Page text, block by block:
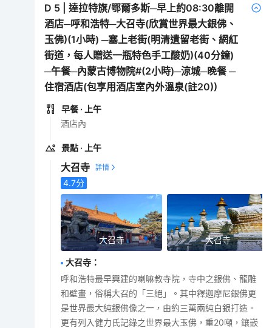
D 5 |達拉特旗/鄂爾多斯─早上約08:30離開
酒店─呼和浩特─大召寺(欣賞世界最大銀佛、
玉佛)(1小時) ─塞上老街(明清遺留老街、網紅
街道，每人贈送一瓶特色手工酸奶)(40分鐘)
─午餐─內蒙古博物院#(2小時)─涼城─晚餐 ─
住宿酒店(包享用酒店室內外溫泉(註20))
早餐 · 上午
酒店內
景點 · 上午
大召寺
4.7分
大召寺 大召寺
大召寺 ：
呼和浩特最早興建的喇嘛教寺院，寺中之銀佛、龍雕
和壁畫，俗稱大召的「三絕」。其中釋迦摩尼銀佛更
是世界最大純銀佛像之一，由約三萬兩純白銀打造。
更有列入健力氏記錄之世界最大玉佛，重20噸，鑲嵌